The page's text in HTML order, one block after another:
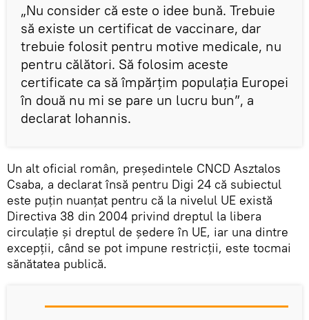
„Nu consider că este o idee bună. Trebuie
să existe un certificat de vaccinare, dar
trebuie folosit pentru motive medicale, nu
pentru călători. Să folosim aceste
certificate ca să împărțim populația Europei
în două nu mi se pare un lucru bun”, a
declarat Iohannis.
Un alt oficial român, președintele CNCD Asztalos
Csaba, a declarat însă pentru Digi 24 că subiectul
este puțin nuanțat pentru că la nivelul UE există
Directiva 38 din 2004 privind dreptul la libera
circulație și dreptul de ședere în UE, iar una dintre
excepții, când se pot impune restricții, este tocmai
sănătatea publică.